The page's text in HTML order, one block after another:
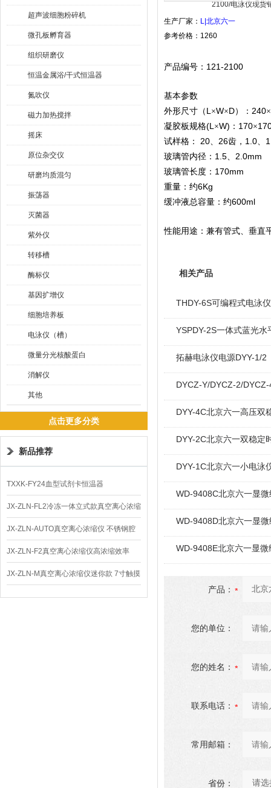
超声波细胞粉碎机
微孔板孵育器
组织研磨仪
恒温金属浴/干式恒温器
氮吹仪
磁力加热搅拌
摇床
原位杂交仪
研磨均质混匀
振荡器
灭菌器
紫外仪
转移槽
酶标仪
基因扩增仪
细胞培养板
电泳仪（槽）
微量分光核酸蛋白
消解仪
其他
点击更多分类
新品推荐
TXXK-FY24血型试剂卡恒温器
JX-ZLN-FL2冷冻一体立式款真空离心浓缩
仪 低温功能
JX-ZLN-AUTO真空离心浓缩仪 不锈钢腔
体
JX-ZLN-F2真空离心浓缩仪高浓缩效率
JX-ZLN-M真空离心浓缩仪迷你款 7寸触摸
屏
生产厂家： L| 北京六一
参考价格： 1260
产品编号： 121-2100
基本参数
外形尺寸（ L ×W×D）： 240×
凝胶板规格(L ×W) ： 170×
试样格： 20、 26齿， 1.0、
玻璃管内径： 1.5、 2.0mm
玻璃管长度： 170mm
重量：约6Kg
缓冲液总容量：约600ml
性能用途：兼有管式、垂直
相关产品
THDY-6S可编程式电泳
YSPDY-2S一体式蓝光水
拓赫电泳仪电源DYY-1/2
DYCZ-Y/DYCZ-2/
DYY-4C北京六一高压双
DYY-2C北京六一双稳定
DYY-1C北京六一小电泳
WD-9408C北京六一显
WD-9408D北京六一显
WD-9408E北京六一显
产品：
您的单位：
您的姓名：
联系电话：
常用邮箱：
省份：